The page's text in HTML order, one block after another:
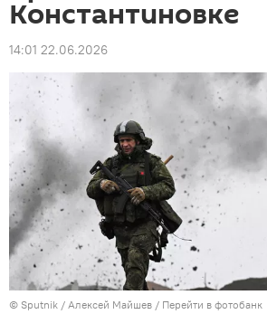
Константиновке
14:01 22.06.2026
© Sputnik / Алексей Майшев / Перейти в фотобанк